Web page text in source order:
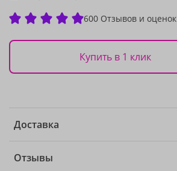
600 Отзывов и оценок
Купить в 1 клик
Доставка
Отзывы